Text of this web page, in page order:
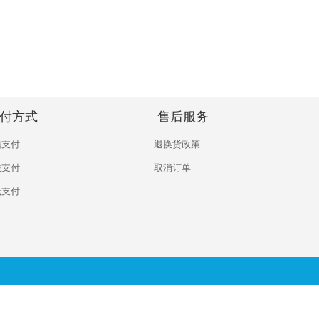
方式
付
付
付
售后服务
退换货政策
取消订单